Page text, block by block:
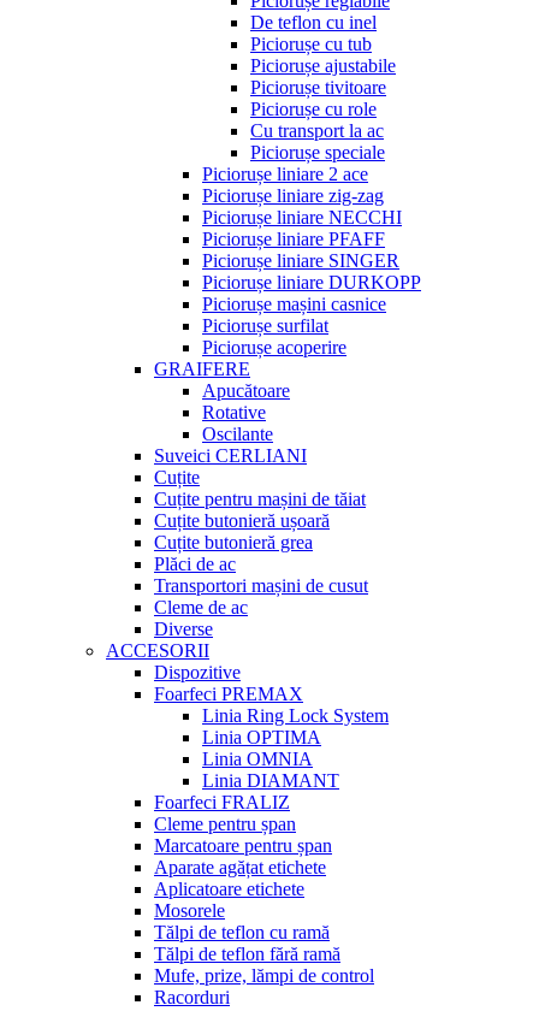
De teflon cu inel
Piciorușe cu tub
Piciorușe ajustabile
Piciorușe tivitoare
Piciorușe cu role
Cu transport la ac
Piciorușe speciale
Piciorușe liniare 2 ace
Piciorușe liniare zig-zag
Piciorușe liniare NECCHI
Piciorușe liniare PFAFF
Piciorușe liniare SINGER
Piciorușe liniare DURKOPP
Piciorușe mașini casnice
Piciorușe surfilat
Piciorușe acoperire
GRAIFERE
Apucătoare
Rotative
Oscilante
Suveici CERLIANI
Cuțite
Cuțite pentru mașini de tăiat
Cuțite butonieră ușoară
Cuțite butonieră grea
Plăci de ac
Transportori mașini de cusut
Cleme de ac
Diverse
ACCESORII
Dispozitive
Foarfeci PREMAX
Linia Ring Lock System
Linia OPTIMA
Linia OMNIA
Linia DIAMANT
Foarfeci FRALIZ
Cleme pentru șpan
Marcatoare pentru șpan
Aparate agățat etichete
Aplicatoare etichete
Mosorele
Tălpi de teflon cu ramă
Tălpi de teflon fără ramă
Mufe, prize, lămpi de control
Racorduri